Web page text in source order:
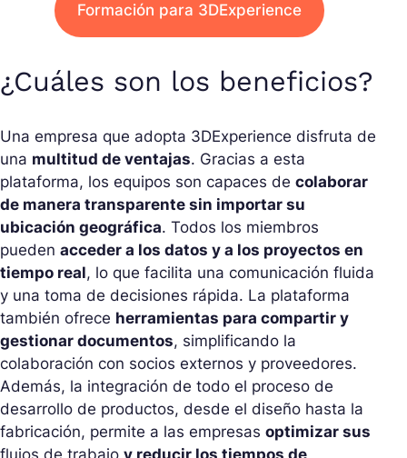
Formación para 3DExperience
¿Cuáles son los beneficios?
Una empresa que adopta 3DExperience disfruta de
una multitud de ventajas. Gracias a esta
plataforma, los equipos son capaces de colaborar
de manera transparente sin importar su
ubicación geográfica. Todos los miembros
pueden acceder a los datos y a los proyectos en
tiempo real, lo que facilita una comunicación fluida
y una toma de decisiones rápida. La plataforma
también ofrece herramientas para compartir y
gestionar documentos, simplificando la
colaboración con socios externos y proveedores.
Además, la integración de todo el proceso de
desarrollo de productos, desde el diseño hasta la
fabricación, permite a las empresas optimizar sus